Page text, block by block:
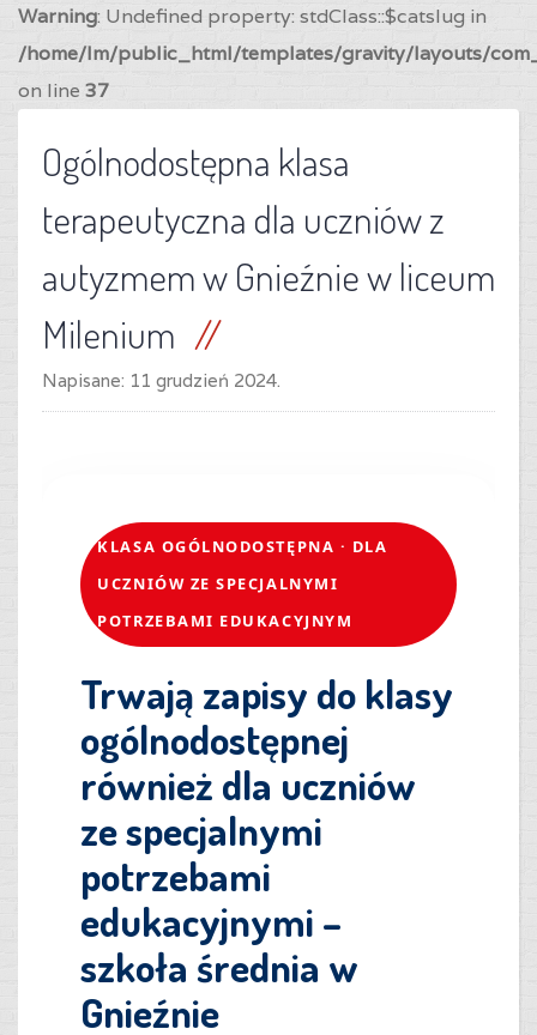
Warning: Undefined property: stdClass::$catslug in
/home/lm/public_html/templates/gravity/layouts/
on line 37
Ogólnodostępna klasa
terapeutyczna dla uczniów z
autyzmem w Gnieźnie w liceum
Milenium
Napisane: 11 grudzień 2024.
KLASA OGÓLNODOSTĘPNA · DLA
UCZNIÓW ZE SPECJALNYMI
POTRZEBAMI EDUKACYJNYM
Trwają zapisy do klasy
ogólnodostępnej
również dla uczniów
ze specjalnymi
potrzebami
edukacyjnymi –
szkoła średnia w
Gnieźnie